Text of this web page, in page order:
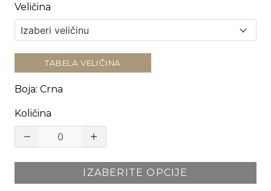
Veličina
TABELA VELIČINA
Boja: Crna
Količina
IZABERITE OPCIJE